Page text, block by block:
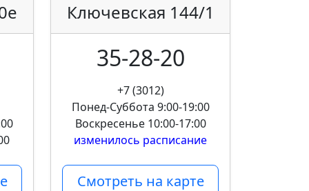
Ключевская 144/1
35-28-20
+7 (3012)
Понед-Суббота 9:00-19:00
Воскресенье 10:00-17:00
изменилось расписание
Смотреть на карте